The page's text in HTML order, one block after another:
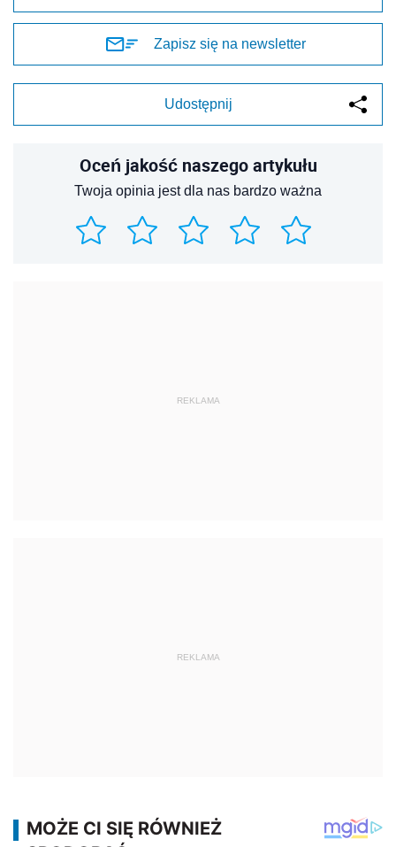
Zapisz się na newsletter
Udostępnij
Oceń jakość naszego artykułu
Twoja opinia jest dla nas bardzo ważna
REKLAMA
REKLAMA